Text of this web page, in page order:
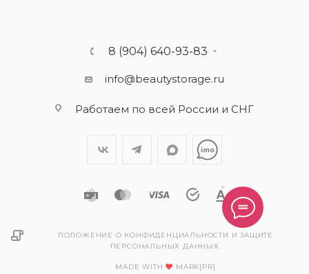
8 (904) 640-93-83
info@beautystorage.ru
Работаем по всей России и СНГ
ПОЛОЖЕНИЕ О КОНФИДЕНЦИАЛЬНОСТИ И ЗАЩИТЕ
ПЕРСОНАЛЬНЫХ ДАННЫХ.
MADE WITH MARK[PR]